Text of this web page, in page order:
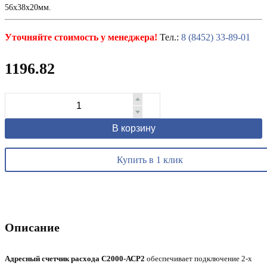
56х38х20мм.
Уточняйте стоимость у менеджера! Тел.: 8 (8452) 33-89-01
1196.82
В корзину
Купить в 1 клик
Описание
Адресный счетчик расхода С2000-АСР2 обеспечивает подключение 2-х